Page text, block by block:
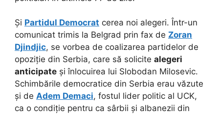
Și Partidul Democrat cerea noi alegeri. Într-un
comunicat trimis la Belgrad prin fax de Zoran
Djindjic, se vorbea de coalizarea partidelor de
opoziție din Serbia, care să solicite alegeri
anticipate și înlocuirea lui Slobodan Milosevic.
Schimbările democratice din Serbia erau văzute
și de Adem Demaci, fostul lider politic al UCK,
ca o condiție pentru ca sârbii și albanezii din